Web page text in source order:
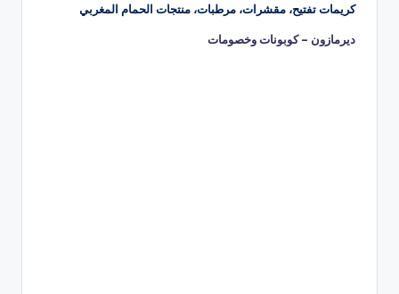
كريمات تفتيح، مقشرات، مرطبات، منتجات الحمام المغربي
ديرمازون – كوبونات وخصومات